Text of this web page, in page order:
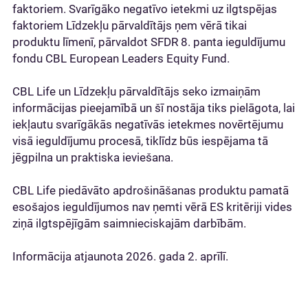
faktoriem. Svarīgāko negatīvo ietekmi uz ilgtspējas
faktoriem Līdzekļu pārvaldītājs ņem vērā tikai
produktu līmenī, pārvaldot SFDR 8. panta ieguldījumu
fondu CBL European Leaders Equity Fund.
CBL Life un Līdzekļu pārvaldītājs seko izmaiņām
informācijas pieejamībā un šī nostāja tiks pielāgota, lai
iekļautu svarīgākās negatīvās ietekmes novērtējumu
visā ieguldījumu procesā, tiklīdz būs iespējama tā
jēgpilna un praktiska ieviešana.
CBL Life piedāvāto apdrošināšanas produktu pamatā
esošajos ieguldījumos nav ņemti vērā ES kritēriji vides
ziņā ilgtspējīgām saimnieciskajām darbībām.
Informācija atjaunota 2026. gada 2. aprīlī.